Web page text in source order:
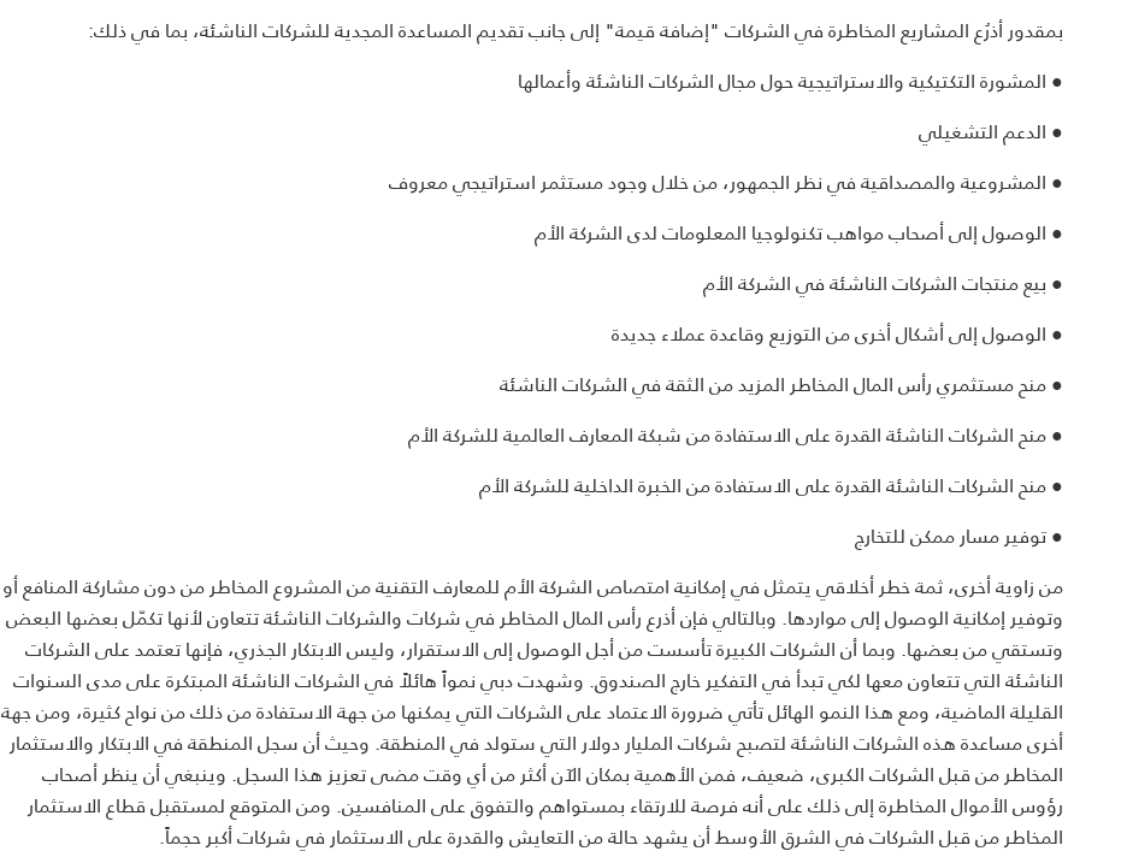
بمقدور أذرُع المشاريع المخاطرة في الشركات "إضافة قيمة" إلى جانب تقديم المساعدة المجدية للشركات الناشئة، بما في ذلك:
● المشورة التكتيكية والاستراتيجية حول مجال الشركات الناشئة وأعمالها
● الدعم التشغيلي
● المشروعية والمصداقية في نظر الجمهور، من خلال وجود مستثمر استراتيجي معروف
● الوصول إلى أصحاب مواهب تكنولوجيا المعلومات لدى الشركة الأم
● بيع منتجات الشركات الناشئة في الشركة الأم
● الوصول إلى أشكال أخرى من التوزيع وقاعدة عملاء جديدة
● منح مستثمري رأس المال المخاطر المزيد من الثقة في الشركات الناشئة
● منح الشركات الناشئة القدرة على الاستفادة من شبكة المعارف العالمية للشركة الأم
● منح الشركات الناشئة القدرة على الاستفادة من الخبرة الداخلية للشركة الأم
● توفير مسار ممكن للتخارج
من زاوية أخرى، ثمة خطر أخلاقي يتمثل في إمكانية امتصاص الشركة الأم للمعارف التقنية من المشروع المخاطر من دون مشاركة المنافع أو
وتوفير إمكانية الوصول إلى مواردها. وبالتالي فإن أذرع رأس المال المخاطر في شركات والشركات الناشئة تتعاون لأنها تكمّل بعضها البعض
وتستقي من بعضها. وبما أن الشركات الكبيرة تأسست من أجل الوصول إلى الاستقرار، وليس الابتكار الجذري، فإنها تعتمد على الشركات
الناشئة التي تتعاون معها لكي تبدأ في التفكير خارج الصندوق. وشهدت دبي نمواً هائلاً في الشركات الناشئة المبتكرة على مدى السنوات
القليلة الماضية، ومع هذا النمو الهائل تأتي ضرورة الاعتماد على الشركات التي يمكنها من جهة الاستفادة من ذلك من نواح كثيرة، ومن جهة
أخرى مساعدة هذه الشركات الناشئة لتصبح شركات المليار دولار التي ستولد في المنطقة. وحيث أن سجل المنطقة في الابتكار والاستثمار
المخاطر من قبل الشركات الكبرى، ضعيف، فمن الأهمية بمكان الآن أكثر من أي وقت مضى تعزيز هذا السجل. وينبغي أن ينظر أصحاب
رؤوس الأموال المخاطرة إلى ذلك على أنه فرصة للارتقاء بمستواهم والتفوق على المنافسين. ومن المتوقع لمستقبل قطاع الاستثمار
المخاطر من قبل الشركات في الشرق الأوسط أن يشهد حالة من التعايش والقدرة على الاستثمار في شركات أكبر حجماً.